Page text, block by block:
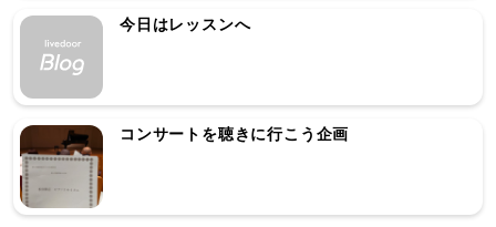
今日はレッスンへ
コンサートを聴きに行こう企画